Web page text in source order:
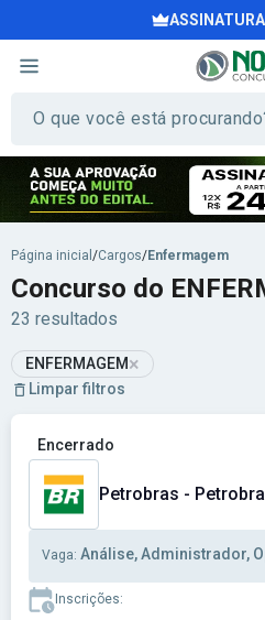
Página inicial /Cargos/Enfermagem
Concurso do
23 resultados
ENFERMAGEM×
Limpar filtros
Ver concurso: Petrobras -
Encerrado
Petrobras -
Vaga: Análise, Administrador,
Inscrições: